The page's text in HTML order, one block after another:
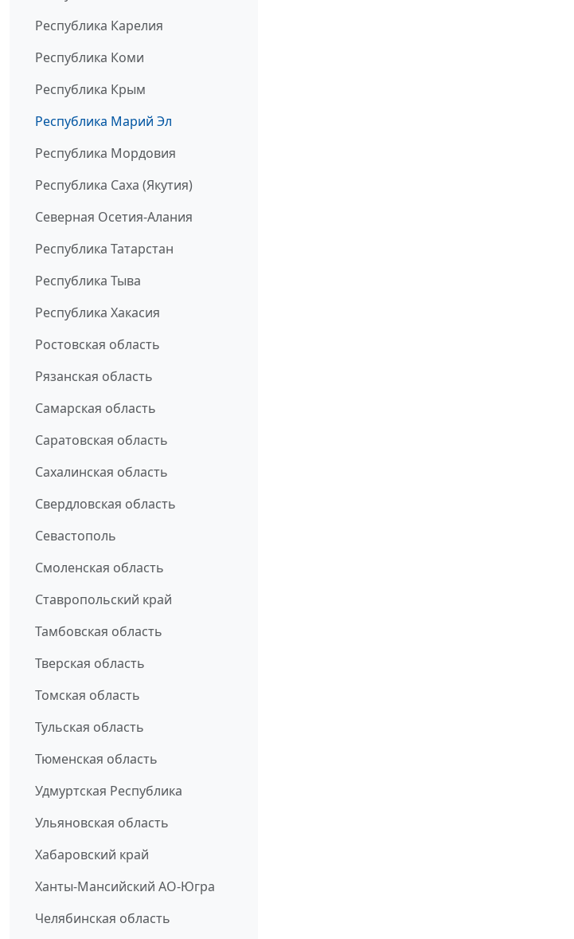
Республика Карелия
Республика Коми
Республика Крым
Республика Марий Эл
Республика Мордовия
Республика Саха (Якутия)
Северная Осетия-Алания
Республика Татарстан
Республика Тыва
Республика Хакасия
Ростовская область
Рязанская область
Самарская область
Саратовская область
Сахалинская область
Свердловская область
Севастополь
Смоленская область
Ставропольский край
Тамбовская область
Тверская область
Томская область
Тульская область
Тюменская область
Удмуртская Республика
Ульяновская область
Хабаровский край
Ханты-Мансийский АО-Югра
Челябинская область